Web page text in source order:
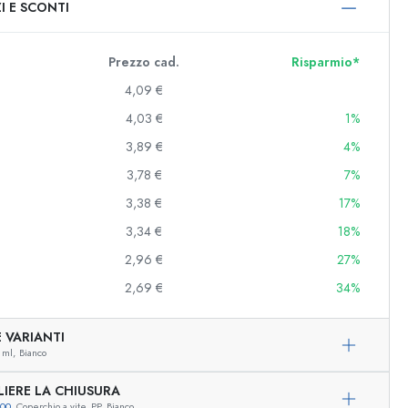
ml
ml
decorate
E SCONTI
Prezzo cad.
Risparmio*
4,09 €
4,03 €
1%
3,89 €
4%
3,78 €
7%
3,38 €
17%
3,34 €
18%
2,96 €
27%
2,69 € 34%
VARIANTI
ml, Bianco
LA CHIUSURA